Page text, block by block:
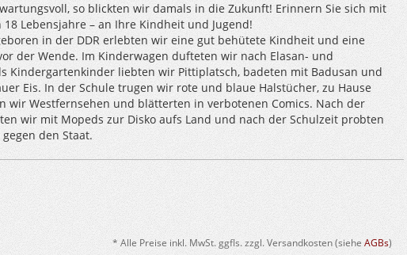
so blickten wir damals in die Zukunft! Erinnern Sie sich mit
Lebensjahre – an Ihre Kindheit und Jugend!
in der DDR erlebten wir eine gut behütete Kindheit und eine
der Wende. Im Kinderwagen dufteten wir nach Elasan- und
Kindergartenkinder liebten wir Pittiplatsch, badeten mit Badusan und
Eis. In der Schule trugen wir rote und blaue Halstücher, zu Hause
wir Westfernsehen und blätterten in verbotenen Comics. Nach der
wir mit Mopeds zur Disko aufs Land und nach der Schulzeit probten
den Staat.
* Alle Preise inkl. MwSt. ggfls. zzgl. Versandkosten (siehe AGBs)